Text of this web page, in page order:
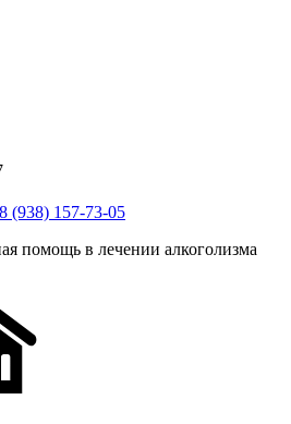
8 (938) 157-73-05
помощь в лечении алкоголизма